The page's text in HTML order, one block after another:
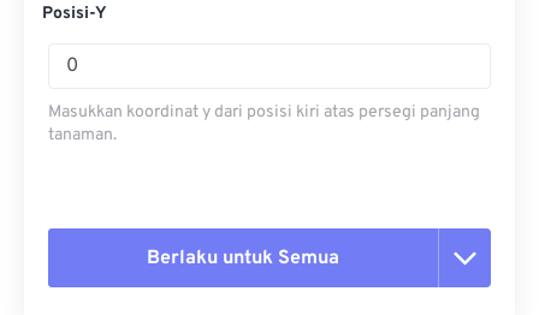
Posisi-Y
Masukkan koordinat y dari posisi kiri atas persegi panjang
tanaman.
Berlaku untuk Semua